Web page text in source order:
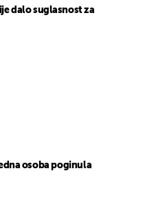
dalo suglasnost za
osoba poginula